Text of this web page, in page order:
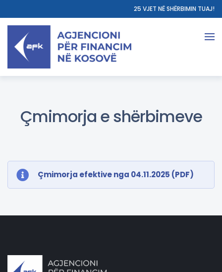
25 VJET NË SHËRBIMIN TUAJ!
Çmimorja e shërbimeve
Çmimorja efektive nga 04.11.2025 (PDF)